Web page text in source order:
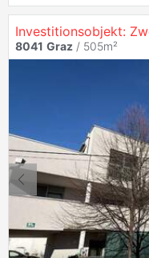
8041 Graz / 505m²